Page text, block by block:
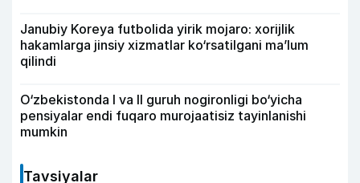
Janubiy Koreya futbolida yirik mojaro: xorijlik
hakamlarga jinsiy xizmatlar ko‘rsatilgani ma’lum
qilindi
O‘zbekistonda I va II guruh nogironligi bo‘yicha
pensiyalar endi fuqaro murojaatisiz tayinlanishi
mumkin
Tavsiyalar